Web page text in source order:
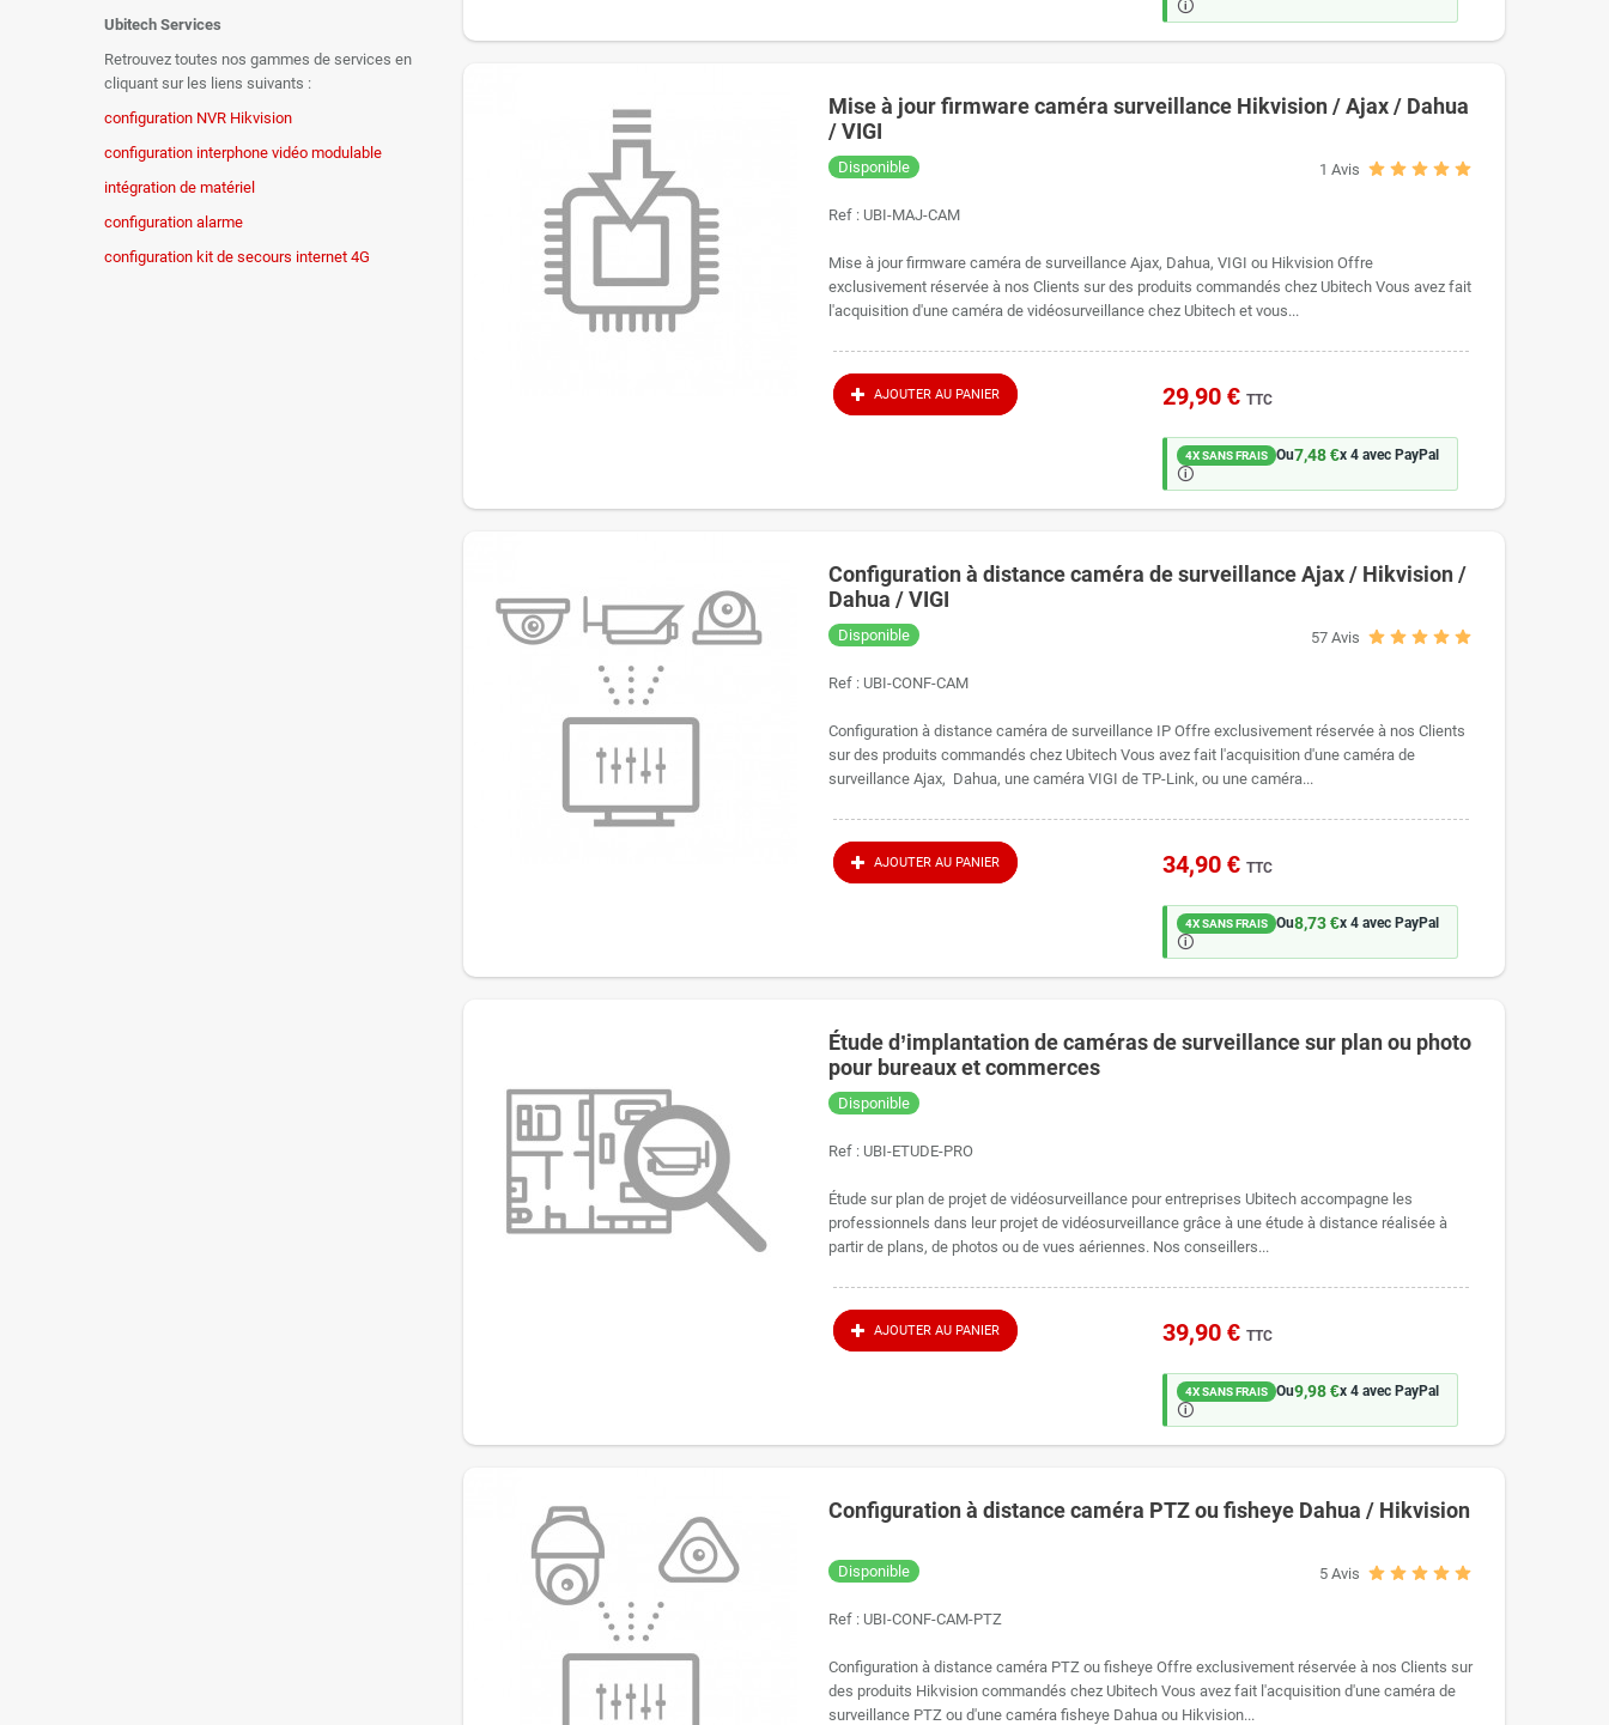
Contactez notre équipe en précisant le modèle de votre caméra et votre configuration, box, enregistreur, application souhaitée, et convenez d'un créneau.
🛈
Mise à jour firmware caméra surveillance Hikvision / Ajax / Dahua
/ VIGI
1 Avis
Disponible
Ref : UBI-MAJ-CAM
Mise à jour firmware caméra de surveillance Ajax, Dahua, VIGI ou Hikvision Offre
exclusivement réservée à nos Clients sur des produits commandés chez Ubitech Vous avez fait
l'acquisition d'une caméra de vidéosurveillance chez Ubitech et vous...
AJOUTER AU PANIER 29,90 € TTC
4X SANS FRAIS Ou7,48 €x 4 avec PayPal
🛈
Configuration à distance caméra de surveillance Ajax / Hikvision /
Dahua / VIGI
57Avis
Disponible
Ref : UBI-CONF-CAM
Configuration à distance caméra de surveillance IP Offre exclusivement réservée à nos Clients
sur des produits commandés chez Ubitech Vous avez fait l'acquisition d'une caméra de
surveillance Ajax, Dahua, une caméra VIGI de TP-Link, ou une caméra...
AJOUTER AU PANIER 34,90 € TTC
4X SANS FRAIS Ou8,73 €x 4 avec PayPal
🛈
Étude d’implantation de caméras de surveillance sur plan ou photo
pour bureaux et commerces
Disponible
Ref : UBI-ETUDE-PRO
Étude sur plan de projet de vidéosurveillance pour entreprises Ubitech accompagne les
professionnels dans leur projet de vidéosurveillance grâce à une étude à distance réalisée à
partir de plans, de photos ou de vues aériennes. Nos conseillers...
AJOUTER AU PANIER 39,90 € TTC
4X SANS FRAIS Ou9,98 €x 4 avec PayPal
🛈
Configuration à distance caméra PTZ ou fisheye Dahua / Hikvision
5Avis
Disponible
Ref : UBI-CONF-CAM-PTZ
Configuration à distance caméra PTZ ou fisheye Offre exclusivement réservée à nos Clients sur
des produits Hikvision commandés chez Ubitech Vous avez fait l'acquisition d'une caméra de
surveillance PTZ ou d'une caméra fisheye Dahua ou Hikvision...
Ubitech Services
Retrouvez toutes nos gammes de services en
cliquant sur les liens suivants :
configuration NVR Hikvision
configuration interphone vidéo modulable
intégration de matériel
configuration alarme
configuration kit de secours internet 4G